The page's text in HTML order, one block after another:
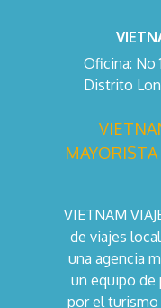
Oficina: No
Distrito
VIETNAM
de viajes
una agencia
un equipo de
por el